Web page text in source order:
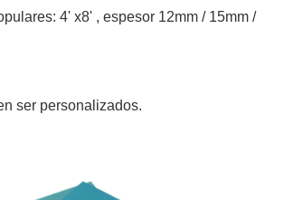
4' x8' , espesor 12mm / 15mm /
ser personalizados.